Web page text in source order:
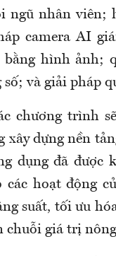
ngũ nhân viên;
camera AI
bằng hình ảnh;
và giải pháp
chương trình
xây dựng nền
dụng đã được
các hoạt động
suất, tối ưu
chuỗi giá trị